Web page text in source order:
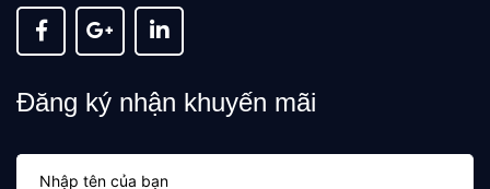
Đăng ký nhận khuyến mãi